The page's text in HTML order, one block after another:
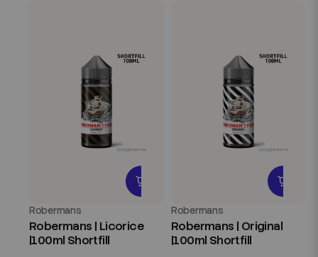
Robermans
Robermans | Licorice
|100ml Shortfill
Robermans
Robermans | Original
|100ml Shortfill